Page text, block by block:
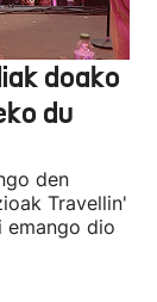
doako
du
den
Travellin'
emango dio